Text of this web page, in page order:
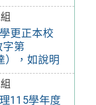
更正本校
字第
），如說明
115學年度